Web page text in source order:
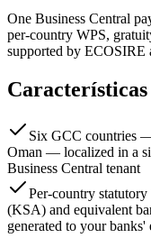
One Business Central
per-country WPS,
supported by ECOSIRE
Características
Six GCC countries
Oman — localized in a
Business Central tenant
Per-country
(KSA) and equivalent
generated to your banks'